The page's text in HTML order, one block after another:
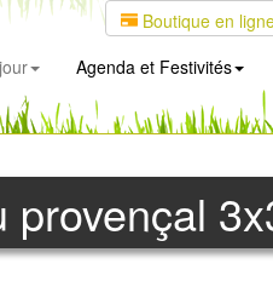
Boutique en
Agenda et Festivités